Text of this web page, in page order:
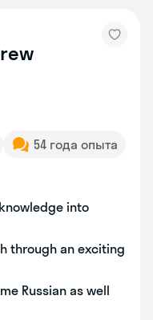
54 года опыта
into
through an exciting
Russian as well